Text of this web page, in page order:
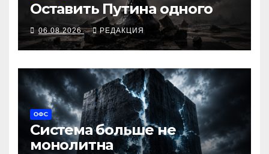
Оставить Путина одного
06.08.2026 РЕДАКЦИЯ
ОФС
Система больше не
монолитна